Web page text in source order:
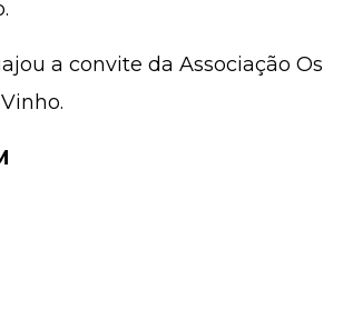
a convite da Associação Os